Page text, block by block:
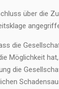
über die
die
Möglichkeit
die